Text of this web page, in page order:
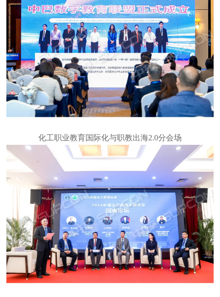
化工职业教育国际化与职教出海2.0分会场